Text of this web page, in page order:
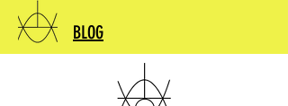
BLOG